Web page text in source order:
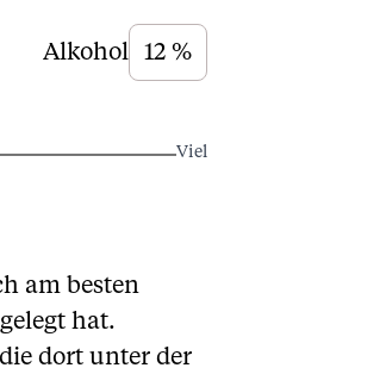
Alkohol
12 %
Viel
am besten
hat.
dort unter der